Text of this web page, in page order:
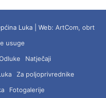
Luka | Web: ArtCom, obrt
usuge
Natječaji
Za poljoprivrednike
Fotogalerije